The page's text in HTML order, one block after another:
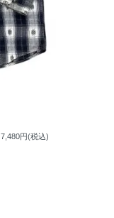
7,480円(税込)